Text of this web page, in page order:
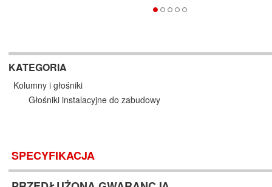
KATEGORIA
Kolumny i głośniki
Głośniki instalacyjne do zabudowy
SPECYFIKACJA